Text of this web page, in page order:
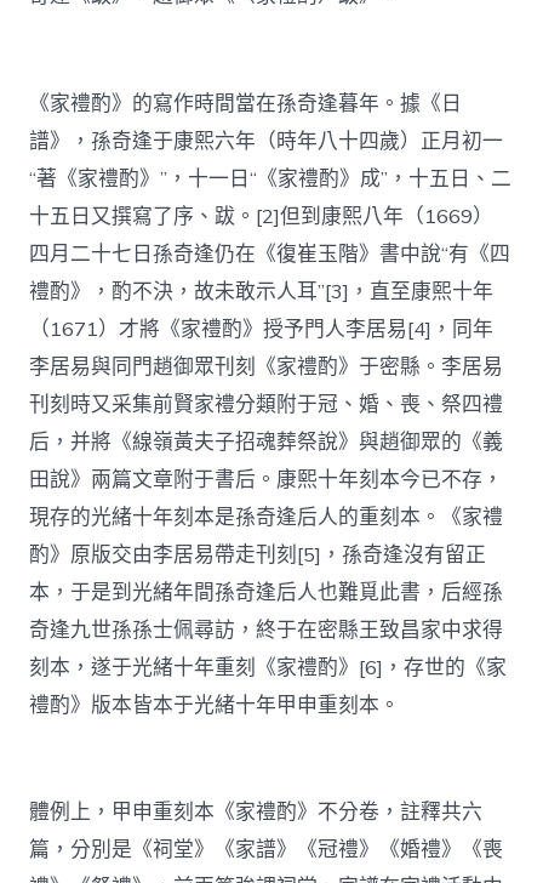
《家禮酌》的寫作時間當在孫奇逢暮年。據《日
譜》，孫奇逢于康熙六年（時年八十四歲）正月初一
“著《家禮酌》”，十一日“《家禮酌》成”，十五日、二
十五日又撰寫了序、跋。[2]但到康熙八年（1669）
四月二十七日孫奇逢仍在《復崔玉階》書中說“有《四
禮酌》，酌不決，故未敢示人耳”[3]，直至康熙十年
（1671）才將《家禮酌》授予門人李居易[4]，同年
李居易與同門趙御眾刊刻《家禮酌》于密縣。李居易
刊刻時又采集前賢家禮分類附于冠、婚、喪、祭四禮
后，并將《線嶺黃夫子招魂葬祭說》與趙御眾的《義
田說》兩篇文章附于書后。康熙十年刻本今已不存，
現存的光緒十年刻本是孫奇逢后人的重刻本。《家禮
酌》原版交由李居易帶走刊刻[5]，孫奇逢沒有留正
本，于是到光緒年間孫奇逢后人也難覓此書，后經孫
奇逢九世孫孫士佩尋訪，終于在密縣王致昌家中求得
刻本，遂于光緒十年重刻《家禮酌》[6]，存世的《家
禮酌》版本皆本于光緒十年甲申重刻本。
體例上，甲申重刻本《家禮酌》不分卷，註釋共六
篇，分別是《祠堂》《家譜》《冠禮》《婚禮》《喪